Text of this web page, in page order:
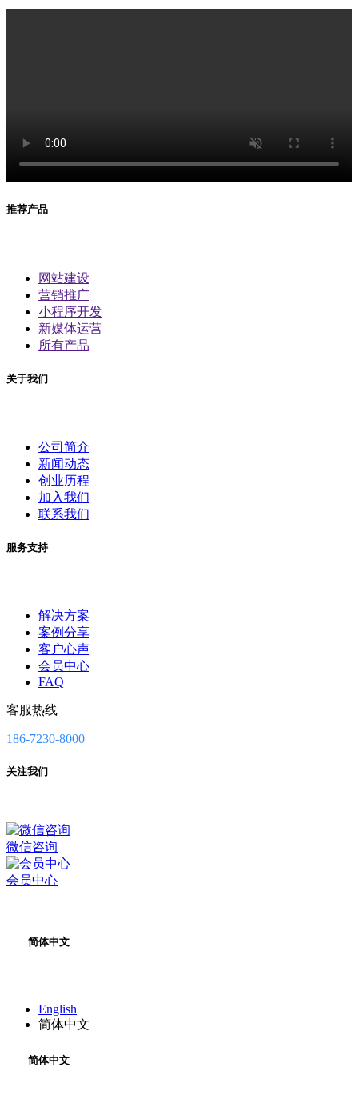
推荐产品
网站建设
营销推广
小程序开发
新媒体运营
所有产品
关于我们
公司简介
新闻动态
创业历程
加入我们
联系我们
服务支持
解决方案
案例分享
客户心声
会员中心
FAQ
客服热线
186-7230-8000
关注我们
微信咨询
会员中心
简体中文
English
简体中文
简体中文